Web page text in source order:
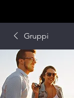
Gruppi